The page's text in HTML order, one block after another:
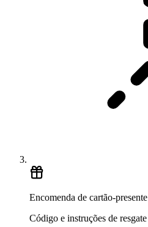
Encomenda de cartão-presente
Código e instruções de resgate